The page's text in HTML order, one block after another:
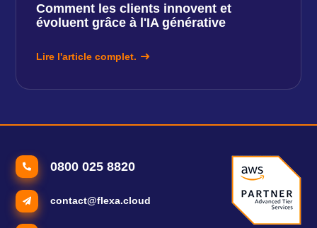
Comment les clients innovent et
évoluent grâce à l'IA générative
Lire l'article complet.
0800 025 8820
contact@flexa.cloud